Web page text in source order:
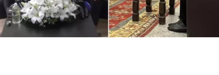
Çanakkale
Çankırı